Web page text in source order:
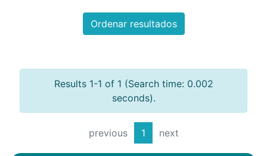
Ordenar resultados
Results 1-1 of 1 (Search time: 0.002
seconds).
previous 1 next